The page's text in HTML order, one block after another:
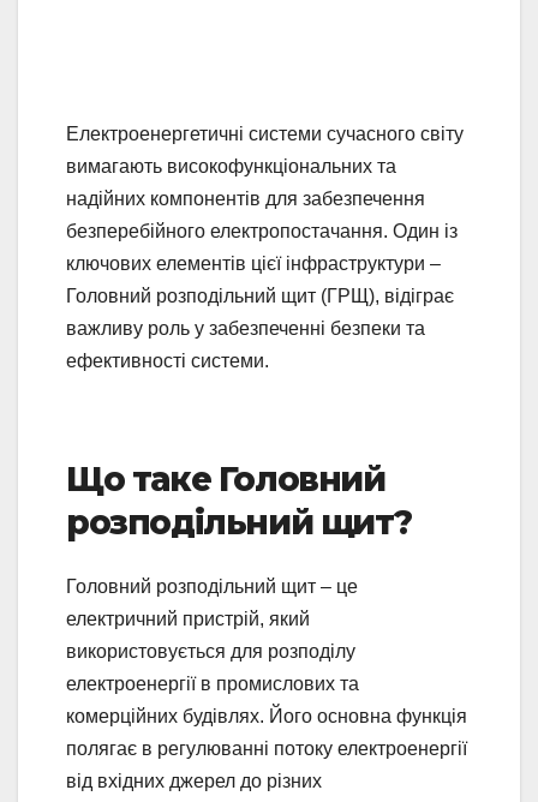
Електроенергетичні системи сучасного світу
вимагають високофункціональних та
надійних компонентів для забезпечення
безперебійного електропостачання. Один із
ключових елементів цієї інфраструктури –
Головний розподільний щит (ГРЩ), відіграє
важливу роль у забезпеченні безпеки та
ефективності системи.
Що таке Головний
розподільний щит?
Головний розподільний щит – це
електричний пристрій, який
використовується для розподілу
електроенергії в промислових та
комерційних будівлях. Його основна функція
полягає в регулюванні потоку електроенергії
від вхідних джерел до різних